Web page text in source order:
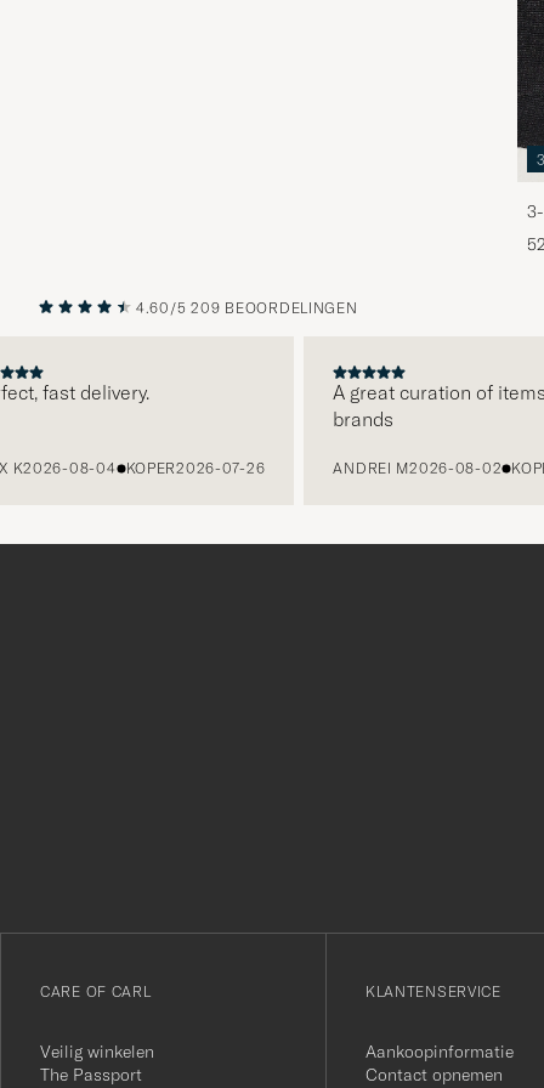
VORIGE
4.60/5 209 BEOORDELINGEN
fast delivery.
08-04 KOPER2026-07-26
A great curation of items,
brands
ANDREI M2026-08-02 KOPER
CARE OF CARL
Veilig winkelen
The Passport
KLANTENSERVICE
Aankoopinformatie
Contact opnemen